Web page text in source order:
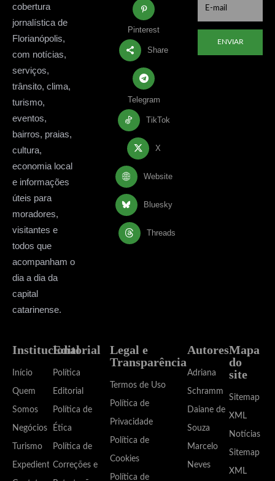
cobertura
jornalística de
Florianópolis,
com notícias,
serviços,
trânsito, clima,
turismo,
eventos,
bairros, praias,
cultura,
economia local
e informações
úteis para
moradores,
visitantes e
todos que
acompanham o
dia a dia da
capital
catarinense.
Pinterest
Share
Telegram
TikTok
X
Website
Bluesky
Threads
ENVIAR
Institucional
Início
Quem
Somos
Negócios
Turismo
Expediente
Editorial
Política
Editorial
Política de
Ética
Política de
Correções e
Legal e
Transparência
Termos de Uso
Política de
Privacidade
Política de
Cookies
Política de
Autores
Adriana
Schramm
Daiane de
Souza
Marcelo
Neves
Mapa
do
site
Sitemap
XML
Notícias
Sitemap
XML